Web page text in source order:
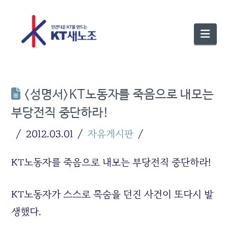
<성명서>KT노동자를 죽음으로 내모는
부당전직 중단하라!
2012.03.01 자유게시판
KT노동자를 죽음으로 내모는 부당전직 중단하라!
KT노동자가 스스로 목숨을 던진 사건이 또다시 발
생했다.